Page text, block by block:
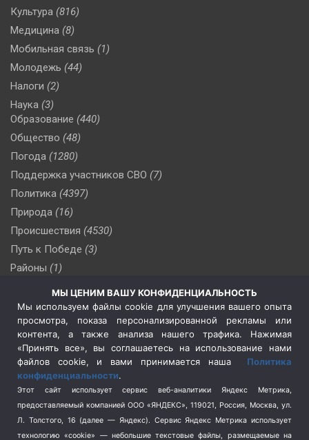
Культура (816)
Медицина (8)
Мобильная связь (1)
Молодежь (44)
Налоги (2)
Наука (3)
Образование (440)
Общество (48)
Погода (1280)
Поддержка участников СВО (7)
Политика (4397)
Природа (16)
Происшествия (4530)
Путь к Победе (3)
Районы (1)
(510)
Сельское хозяйство (3)
Социальная политика
(3)
Спецоперация в Украине
Спецоперация на Украине
(404)
Спорт (740)
Терроризм (1)
Транспорт (262)
МЫ ЦЕНИМ ВАШУ КОНФИДЕНЦИАЛЬНОСТЬ
Мы используем файлы cookie для улучшения вашего опыта
просмотра, показа персонализированной рекламы или
контента, а также анализа нашего трафика. Нажимая
«Принять все», вы соглашаетесь на использование нами
файлов cookie, и вами принимается наша Политика
конфиденциальности.
Этот сайт использует сервис веб-аналитики Яндекс Метрика,
предоставляемый компанией ООО «ЯНДЕКС», 119021, Россия, Москва, ул.
Л. Толстого, 16 (далее — Яндекс). Сервис Яндекс Метрика использует
технологию «cookie» — небольшие текстовые файлы, размещаемые на